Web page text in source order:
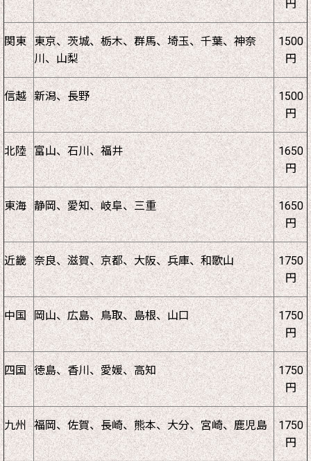
円
関東
東京、茨城、栃木、群馬、埼玉、千葉、神奈
川、山梨
1500
円
信越 新潟、長野
1500
円
北陸 富山、石川、福井
1650
円
東海 静岡、愛知、岐阜、三重
1650
円
近畿 奈良、滋賀、京都、大阪、兵庫、和歌山
1750
円
中国 岡山、広島、鳥取、島根、山口
1750
円
四国 徳島、香川、愛媛、高知
1750
円
九州 福岡、佐賀、長崎、熊本、大分、宮崎、鹿児島
1750
円